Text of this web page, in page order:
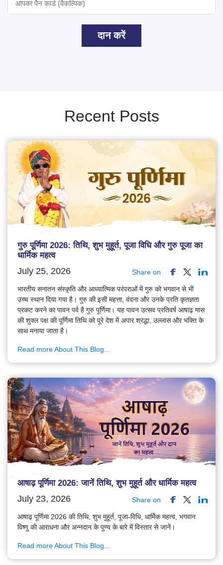
दान करें
Recent Posts
गुरु पूर्णिमा 2026: तिथि, शुभ मुहूर्त, पूजा विधि और गुरु पूजा का
धार्मिक महत्व
July 25, 2026 Share on
भारतीय सनातन संस्कृति और आध्यात्मिक परंपराओं में गुरु को भगवान से भी
उच्च स्थान दिया गया है। गुरु की इसी महत्ता, वंदना और उनके प्रति कृतज्ञता
प्रकट करने का पावन पर्व है गुरु पूर्णिमा। यह पावन उत्सव प्रतिवर्ष आषाढ़ मास
की शुक्ल पक्ष की पूर्णिमा तिथि को पूरे देश में अपार श्रद्धा, उल्लास और भक्ति के
साथ मनाया जाता है।
Read more About This Blog...
आषाढ़ पूर्णिमा 2026: जानें तिथि, शुभ मुहूर्त और धार्मिक महत्व
July 23, 2026 Share on
आषाढ़ पूर्णिमा 2026 की तिथि, शुभ मुहूर्त, पूजा-विधि, धार्मिक महत्व, भगवान
विष्णु की आराधना और अन्नदान के पुण्य के बारे में विस्तार से जानें।
Read more About This Blog...